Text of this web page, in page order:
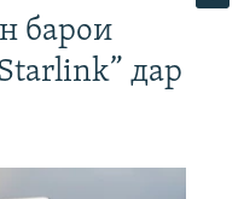
барои
дар